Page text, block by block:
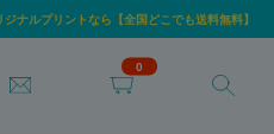
ナルプリントなら【全国どこでも送料無料】
0